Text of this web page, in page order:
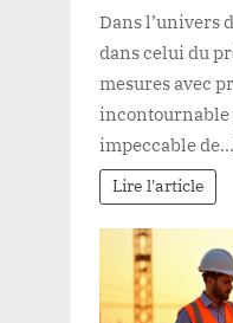
Dans l’univers
dans celui du
mesures avec
incontournable
impeccable de...
Lire l'article